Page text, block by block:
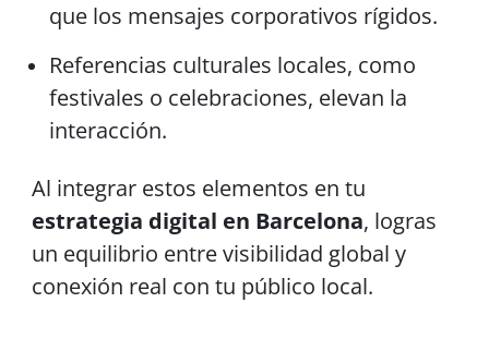
que los mensajes corporativos rígidos.
Referencias culturales locales, como
festivales o celebraciones, elevan la
interacción.
Al integrar estos elementos en tu
estrategia digital en Barcelona, logras
un equilibrio entre visibilidad global y
conexión real con tu público local.